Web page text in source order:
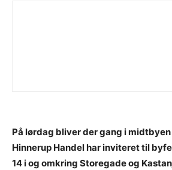
På lørdag bliver der gang i
Hinnerup Handel har inviteret til
14 i og omkring Storegade og